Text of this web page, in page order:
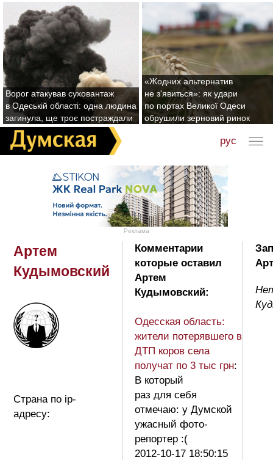
Ворог атакував суховантаж
в Одеській області: одна людина
загинула, ще троє постраждали
«Жодних альтернатив
не з'явиться»: як удари
по портах Великої Одеси
обрушили зерновий ринок
рус
Реклама
Артем
Кудымовский
Страна по ip-
адресу:
Комментарии
которые оставил
Артем
Кудымовский:
Одесская область:
жители потерявшего в
ДТП коров села
получат по 3 тыс грн:
В который
раз для себя
отмечаю: у Думской
ужасный фото-
репортер :(
2012-10-17 18:50:15